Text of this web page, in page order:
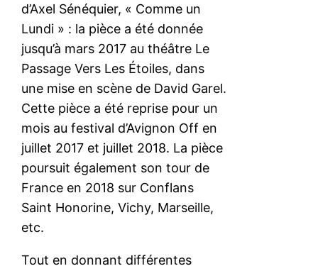
d’Axel Sénéquier, « Comme un
Lundi » : la pièce a été donnée
jusqu’à mars 2017 au théâtre Le
Passage Vers Les Étoiles, dans
une mise en scène de David Garel.
Cette pièce a été reprise pour un
mois au festival d’Avignon Off en
juillet 2017 et juillet 2018. La pièce
poursuit également son tour de
France en 2018 sur Conflans
Saint Honorine, Vichy, Marseille,
etc.
Tout en donnant différentes